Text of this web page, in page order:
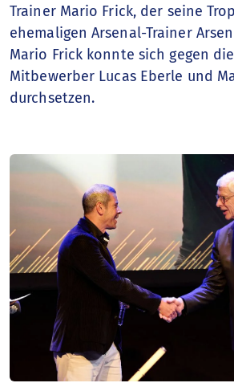
Trainer Mario Frick, der seine
ehemaligen Arsenal-Trainer
Mario Frick konnte sich gegen
Mitbewerber Lucas Eberle und
durchsetzen.